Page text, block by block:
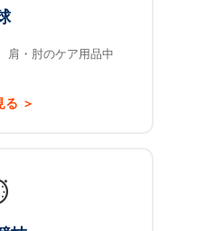
肩・肘のケア用品中
る ＞